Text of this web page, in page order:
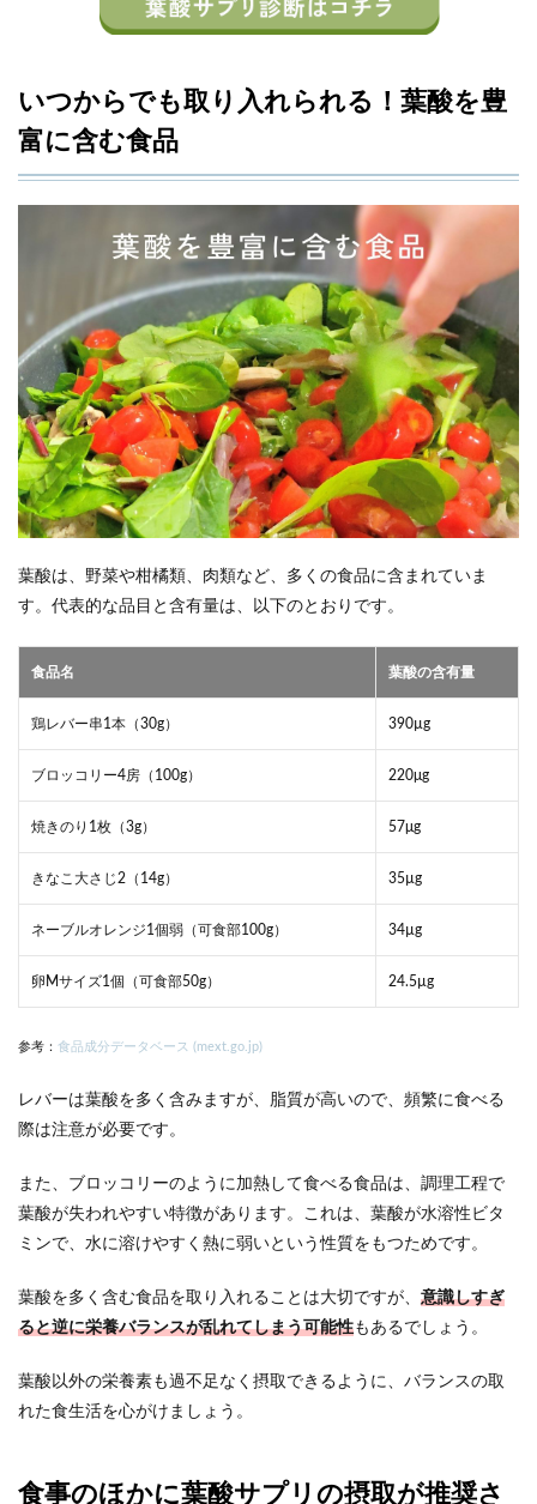
いつからでも取り入れられる！葉酸を豊
富に含む食品
葉酸は、野菜や柑橘類、肉類など、多くの食品に含まれていま
す。代表的な品目と含有量は、以下のとおりです。
食品名 葉酸の含有量
鶏レバー串1本（30g） 390µg
ブロッコリー4房（100g） 220μg
焼きのり1枚（3g） 57μg
きなこ大さじ2（14g） 35µg
ネーブルオレンジ1個弱（可食部100g） 34µg
卵Mサイズ1個（可食部50g） 24.5µg
参考： 食品成分データベース (mext.go.jp)
レバーは葉酸を多く含みますが、脂質が高いので、頻繁に食べる
際は注意が必要です。
また、ブロッコリーのように加熱して食べる食品は、調理工程で
葉酸が失われやすい特徴があります。これは、葉酸が水溶性ビタ
ミンで、水に溶けやすく熱に弱いという性質をもつためです。
葉酸を多く含む食品を取り入れることは大切ですが、 意識しすぎ
ると逆に栄養バランスが乱れてしまう可能性もあるでしょう。
葉酸以外の栄養素も過不足なく摂取できるように、バランスの取
れた食生活を心がけましょう。
食事のほかに葉酸サプリの摂取が推奨さ